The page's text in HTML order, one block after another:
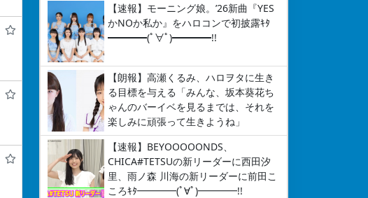
【速報】モーニング娘。’26新曲『YES
かNOか私か』をハロコンで初披露ｷﾀ
━━━━(ﾟ∀ﾟ)━━━━!!
【朗報】高瀬くるみ、ハロヲタに生き
る目標を与える「みんな、坂本葵花ち
ゃんのバーイベを見るまでは、それを
楽しみに頑張って生きようね」
【速報】BEYOOOOONDS、
CHICA#TETSUの新リーダーに西田汐
里、雨ノ森 川海の新リーダーに前田こ
ころｷﾀ━━━━(ﾟ∀ﾟ)━━━━!!